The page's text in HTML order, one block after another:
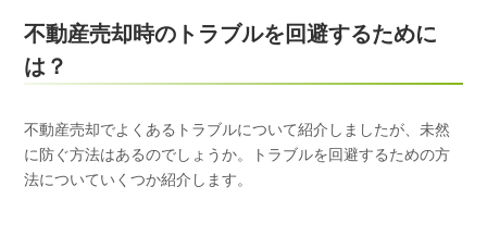
不動産売却時のトラブルを回避するために
は？
不動産売却でよくあるトラブルについて紹介しましたが、未然
に防ぐ方法はあるのでしょうか。トラブルを回避するための方
法についていくつか紹介します。